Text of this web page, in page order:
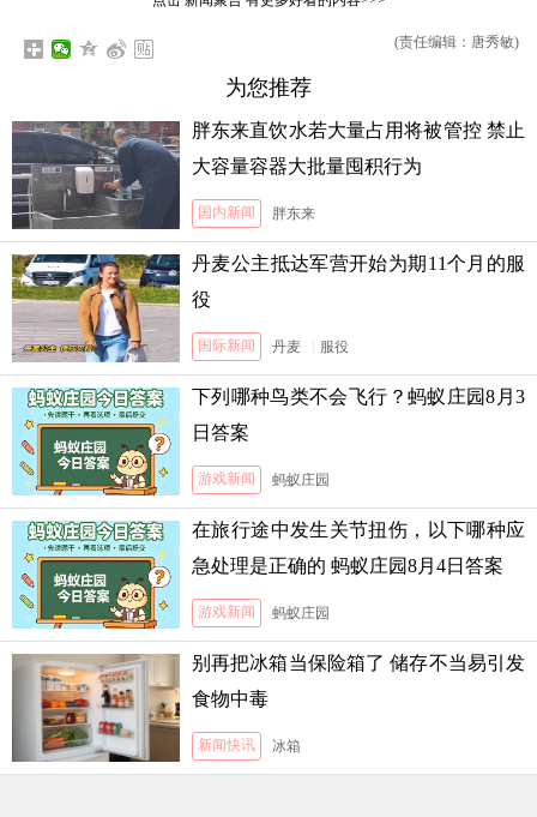
(责任编辑：唐秀敏)
为您推荐
胖东来直饮水若大量占用将被管控 禁止
大容量容器大批量囤积行为
国内新闻 胖东来
丹麦公主抵达军营开始为期11个月的服
役
国际新闻 丹麦 服役
下列哪种鸟类不会飞行？蚂蚁庄园8月3
日答案
游戏新闻 蚂蚁庄园
在旅行途中发生关节扭伤，以下哪种应
急处理是正确的 蚂蚁庄园8月4日答案
游戏新闻 蚂蚁庄园
别再把冰箱当保险箱了 储存不当易引发
食物中毒
新闻快讯 冰箱